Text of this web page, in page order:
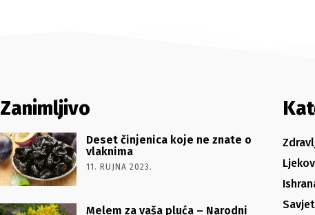
Zanimljivo
Deset činjenica koje ne znate o
vlaknima
11. RUJNA 2023.
Melem za vaša pluća – Narodni